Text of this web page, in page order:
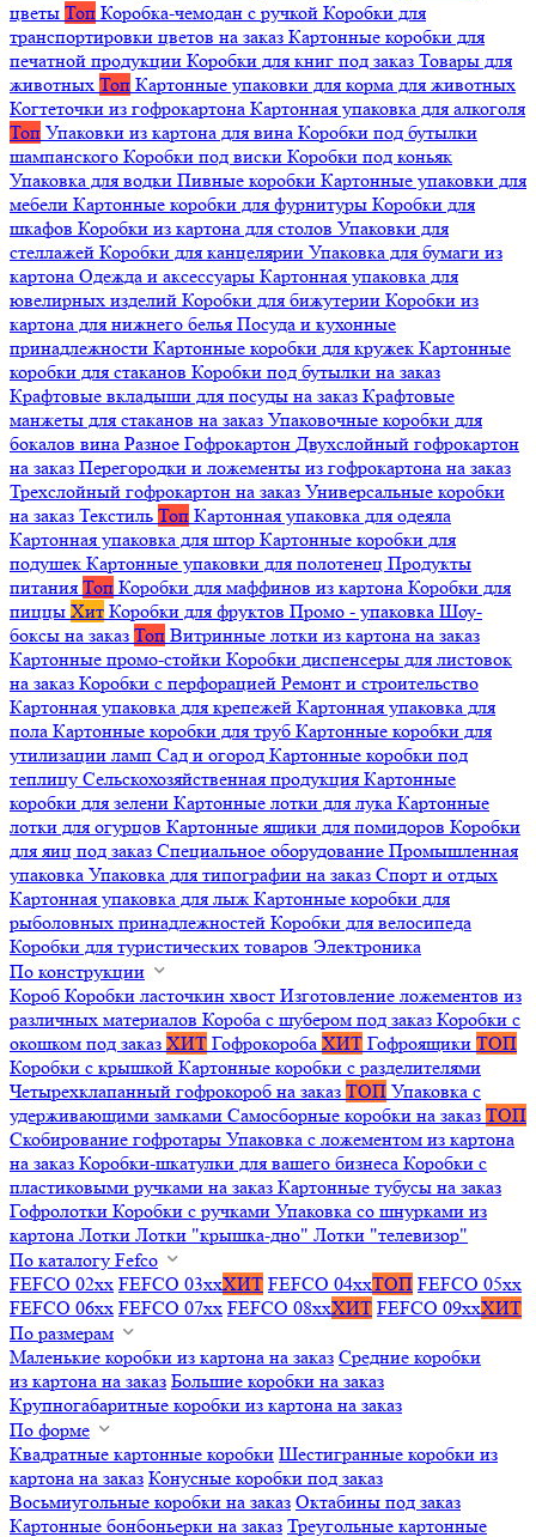
цветы Топ Коробка-чемодан с ручкой Коробки для
транспортировки цветов на заказ Картонные коробки для
печатной продукции Коробки для книг под заказ Товары для
животных Топ Картонные упаковки для корма для животных
Когтеточки из гофрокартона Картонная упаковка для алкоголя
Топ Упаковки из картона для вина Коробки под бутылки
шампанского Коробки под виски Коробки под коньяк
Упаковка для водки Пивные коробки Картонные упаковки для
мебели Картонные коробки для фурнитуры Коробки для
шкафов Коробки из картона для столов Упаковки для
стеллажей Коробки для канцелярии Упаковка для бумаги из
картона Одежда и аксессуары Картонная упаковка для
ювелирных изделий Коробки для бижутерии Коробки из
картона для нижнего белья Посуда и кухонные
принадлежности Картонные коробки для кружек Картонные
коробки для стаканов Коробки под бутылки на заказ
Крафтовые вкладыши для посуды на заказ Крафтовые
манжеты для стаканов на заказ Упаковочные коробки для
бокалов вина Разное Гофрокартон Двухслойный гофрокартон
на заказ Перегородки и ложементы из гофрокартона на заказ
Трехслойный гофрокартон на заказ Универсальные коробки
на заказ Текстиль Топ Картонная упаковка для одеяла
Картонная упаковка для штор Картонные коробки для
подушек Картонные упаковки для полотенец Продукты
питания Топ Коробки для маффинов из картона Коробки для
пиццы Хит Коробки для фруктов Промо - упаковка Шоу-
боксы на заказ Топ Витринные лотки из картона на заказ
Картонные промо-стойки Коробки диспенсеры для листовок
на заказ Коробки с перфорацией Ремонт и строительство
Картонная упаковка для крепежей Картонная упаковка для
пола Картонные коробки для труб Картонные коробки для
утилизации ламп Сад и огород Картонные коробки под
теплицу Сельскохозяйственная продукция Картонные
коробки для зелени Картонные лотки для лука Картонные
лотки для огурцов Картонные ящики для помидоров Коробки
для яиц под заказ Специальное оборудование Промышленная
упаковка Упаковка для типографии на заказ Спорт и отдых
Картонная упаковка для лыж Картонные коробки для
рыболовных принадлежностей Коробки для велосипеда
Коробки для туристических товаров Электроника
По конструкции
Короб Коробки ласточкин хвост Изготовление ложементов из
различных материалов Короба с шубером под заказ Коробки с
окошком под заказ ХИТ Гофрокороба ХИТ Гофроящики ТОП
Коробки с крышкой Картонные коробки с разделителями
Четырехклапанный гофрокороб на заказ ТОП Упаковка с
удерживающими замками Самосборные коробки на заказ ТОП
Скобирование гофротары Упаковка с ложементом из картона
на заказ Коробки-шкатулки для вашего бизнеса Коробки с
пластиковыми ручками на заказ Картонные тубусы на заказ
Гофролотки Коробки с ручками Упаковка со шнурками из
картона Лотки Лотки "крышка-дно" Лотки "телевизор"
По каталогу Fefco
FEFCO 02xx FEFCO 03xxХИТ FEFCO 04xxТОП FEFCO 05xx
FEFCO 06xx FEFCO 07xx FEFCO 08xxХИТ FEFCO 09xxХИТ
По размерам
Маленькие коробки из картона на заказ Средние коробки
из картона на заказ Большие коробки на заказ
Крупногабаритные коробки из картона на заказ
По форме
Квадратные картонные коробки Шестигранные коробки из
картона на заказ Конусные коробки под заказ
Восьмиугольные коробки на заказ Октабины под заказ
Картонные бонбоньерки на заказ Треугольные картонные